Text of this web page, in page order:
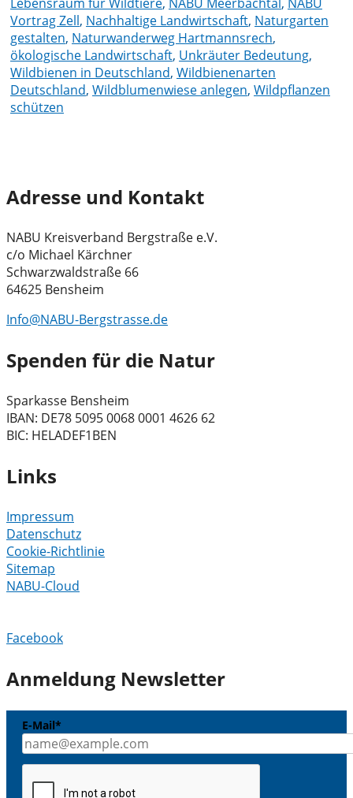
Vortrag Zell, Nachhaltige Landwirtschaft, Naturgarten
gestalten, Naturwanderweg Hartmannsrech,
ökologische Landwirtschaft, Unkräuter Bedeutung,
Wildbienen in Deutschland, Wildbienenarten
Deutschland, Wildblumenwiese anlegen, Wildpflanzen
schützen
Adresse und Kontakt
NABU Kreisverband Bergstraße e.V.
c/o Michael Kärchner
Schwarzwaldstraße 66
64625 Bensheim
Info@NABU-Bergstrasse.de
Spenden für die Natur
Sparkasse Bensheim
IBAN: DE78 5095 0068 0001 4626 62
BIC: HELADEF1BEN
Links
Impressum
Datenschutz
Cookie-Richtlinie
Sitemap
NABU-Cloud
Facebook
Anmeldung Newsletter
E-Mail*